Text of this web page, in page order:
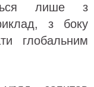
лише з
з боку
глобальним